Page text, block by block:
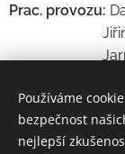
Prac. provozu:
Jiřina
Jarmila
Používáme
bezpečnost
nejlepší